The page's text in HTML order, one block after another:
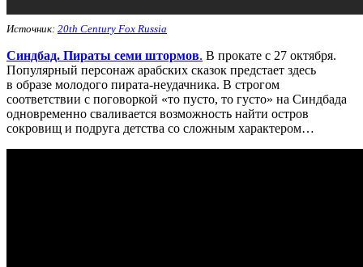
Источник: 20th Century Fox Russia
Синдбад. Пираты семи штормов. В прокате с 27 октября.
Популярный персонаж арабских сказок предстает здесь
в образе молодого пирата-неудачника. В строгом
соответствии с поговоркой «то пусто, то густо» на Синдбада
одновременно сваливается возможность найти остров
сокровищ и подруга детства со сложным характером…